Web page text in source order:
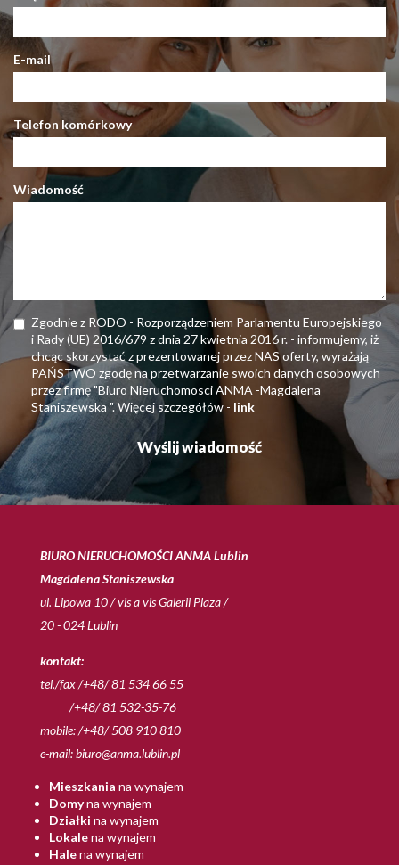
E-mail
Telefon komórkowy
Wiadomość
Zgodnie z RODO - Rozporządzeniem Parlamentu Europejskiego
i Rady (UE) 2016/679 z dnia 27 kwietnia 2016 r. - informujemy, iż
chcąc skorzystać z prezentowanej przez NAS oferty, wyrażają
PAŃSTWO zgodę na przetwarzanie swoich danych osobowych
przez firmę "Biuro Nieruchomosci ANMA -Magdalena
Staniszewska ". Więcej szczegółów - link
BIURO NIERUCHOMOŚCI ANMA Lublin
Magdalena Staniszewska
ul. Lipowa 10 / vis a vis Galerii Plaza /
20 - 024 Lublin
kontakt:
tel./fax /+48/ 81 534 66 55
/+48/ 81 532-35-76
mobile: /+48/ 508 910 810
e-mail:biuro@anma.lublin.pl
Mieszkania na wynajem
Domyna wynajem
Działki na wynajem
Lokalena wynajem
Halena wynajem